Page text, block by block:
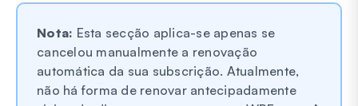
Nota: Esta secção aplica-se apenas se
cancelou manualmente a renovação
automática da sua subscrição. Atualmente,
não há forma de renovar antecipadamente